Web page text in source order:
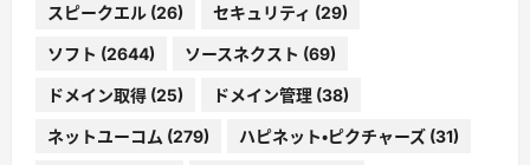
スピークエル (26) セキュリティ (29)
ソフト (2644) ソースネクスト (69)
ドメイン取得 (25) ドメイン管理 (38)
ネットユーコム (279) ハピネット・ピクチャーズ (31)